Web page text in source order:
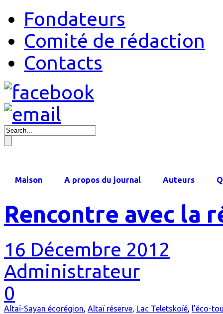
Fondateurs
Comité de rédaction
Contacts
Maison A propos du journal Auteurs
Rencontre avec la
16 Décembre 2012
Administrateur
0
Altaï-Sayan écorégion, Altaï réserve, Lac Teletskoïé, l'éco-